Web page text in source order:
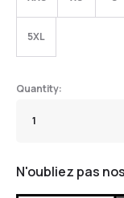
5XL
N'oubliez pas